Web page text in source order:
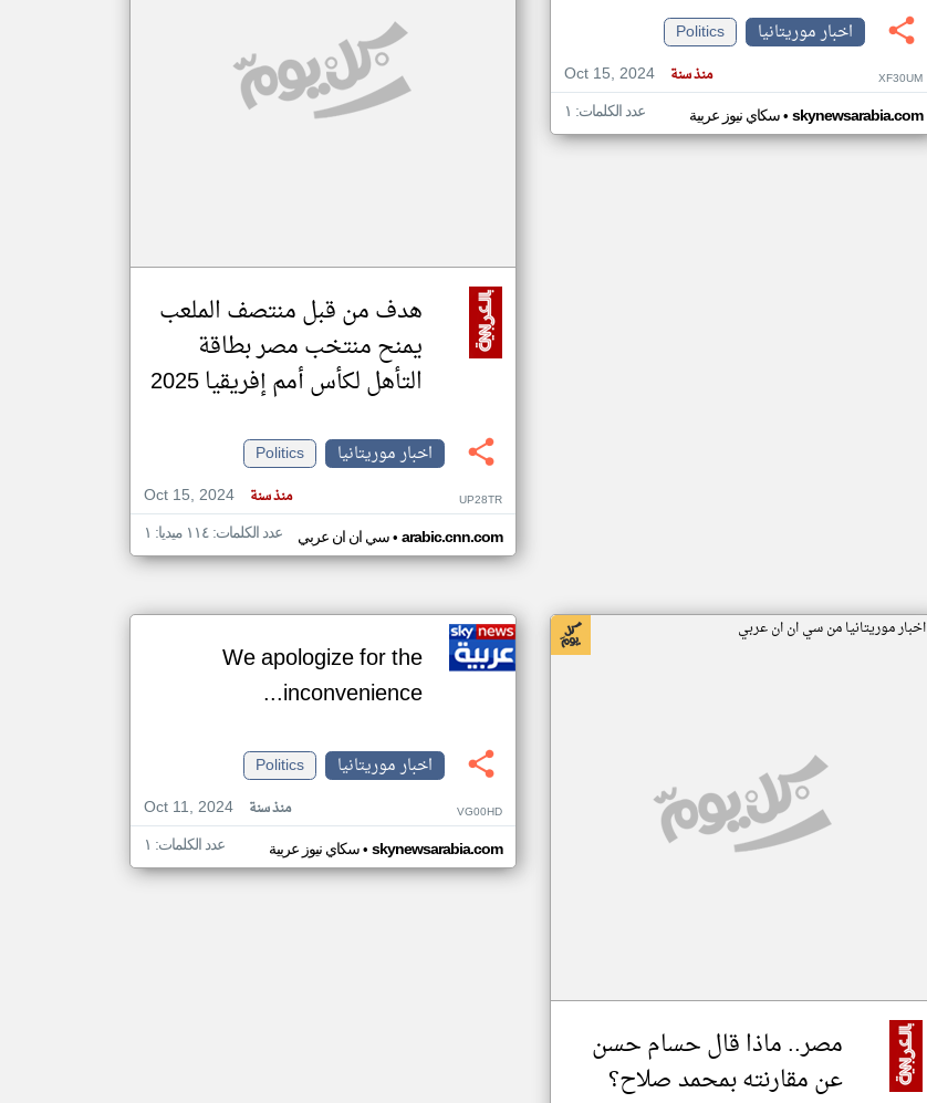
مصادر الأخبار من موريتانيا
اخبار موريتانيا
Politics
Oct 15, 2024
منذ سنة XF30UM
سكاي نيوز عربية• skynewsarabia.com عدد الكلمات: ١
هدف من قبل منتصف الملعب
يمنح منتخب مصر بطاقة
التأهل لكأس أمم إفريقيا 2025
اخبار موريتانيا
Politics
Oct 15, 2024
منذ سنة UP28TR
سي ان ان عربي• arabic.cnn.com عدد الكلمات: ١١٤ ميديا: ١
اخبار موريتانيا من سي ان ان عربي
مصر.. ماذا قال حسام حسن
عن مقارنته بمحمد صلاح؟
We apologize for the
inconvenience...
اخبار موريتانيا
Politics
Oct 11, 2024
منذ سنة VG00HD
سكاي نيوز عربية• skynewsarabia.com عدد الكلمات: ١